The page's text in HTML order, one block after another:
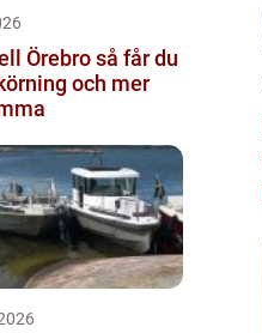
så får du
och mer